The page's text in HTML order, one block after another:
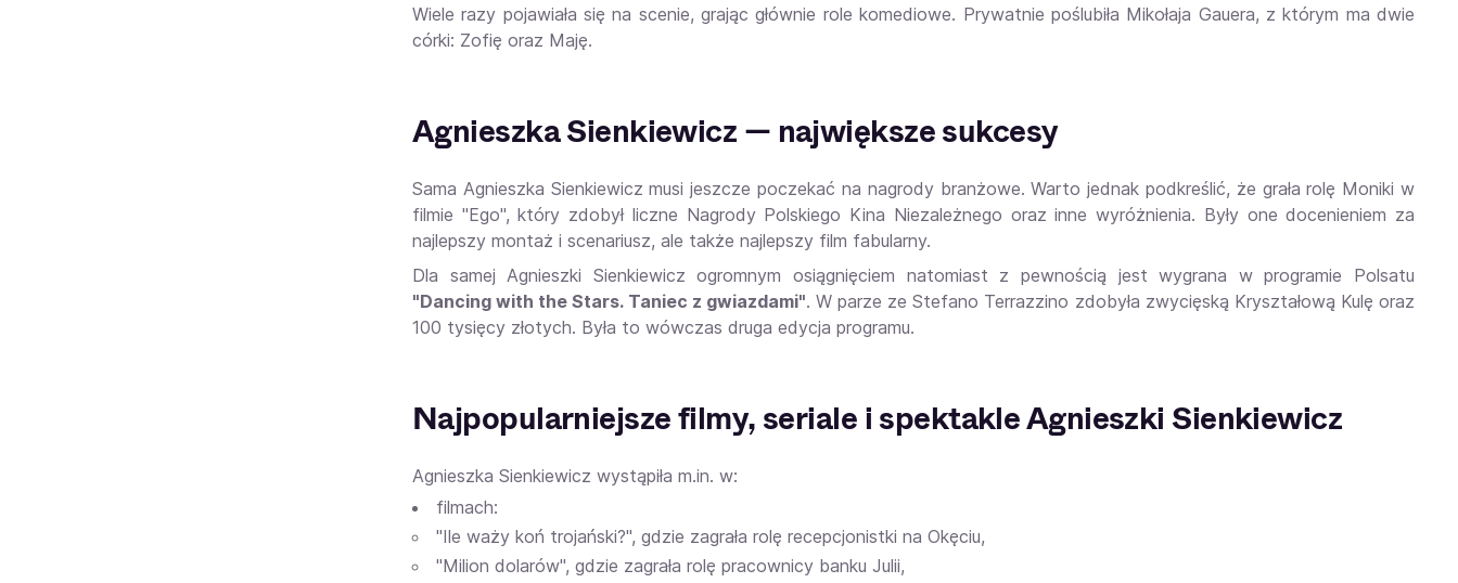
Wiele razy pojawiała się na scenie, grając głównie role komediowe. Prywatnie poślubiła Mikołaja Gauera, z którym ma dwie
córki: Zofię oraz Maję.
Agnieszka Sienkiewicz — największe sukcesy
Sama Agnieszka Sienkiewicz musi jeszcze poczekać na nagrody branżowe. Warto jednak podkreślić, że grała rolę Moniki w
filmie "Ego", który zdobył liczne Nagrody Polskiego Kina Niezależnego oraz inne wyróżnienia. Były one docenieniem za
najlepszy montaż i scenariusz, ale także najlepszy film fabularny.
Dla samej Agnieszki Sienkiewicz ogromnym osiągnięciem natomiast z pewnością jest wygrana w programie Polsatu
"Dancing with the Stars. Taniec z gwiazdami". W parze ze Stefano Terrazzino zdobyła zwycięską Kryształową Kulę oraz
100 tysięcy złotych. Była to wówczas druga edycja programu.
Najpopularniejsze filmy, seriale i spektakle Agnieszki Sienkiewicz
Agnieszka Sienkiewicz wystąpiła m.in. w:
filmach:
"Ile waży koń trojański?", gdzie zagrała rolę recepcjonistki na Okęciu,
"Milion dolarów", gdzie zagrała rolę pracownicy banku Julii,